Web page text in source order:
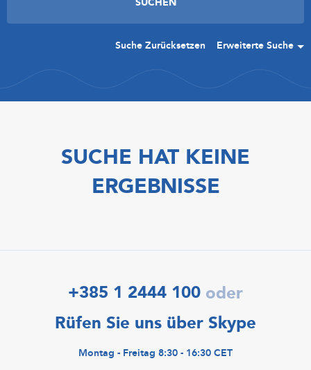
Suche Zurücksetzen Erweiterte Suche
SUCHE HAT KEINE
ERGEBNISSE
+385 1 2444 100 oder
Rüfen Sie uns über Skype
Montag - Freitag 8:30 - 16:30 CET